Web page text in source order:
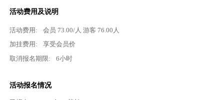
活动费用及说明
活动费用: 会员 73.00/人 游客 76.00 人
加挂费用:
享受会员价
取消报名期限:
6小时
活动报名情况